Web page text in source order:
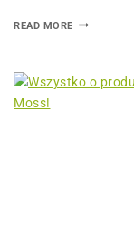
READ MORE